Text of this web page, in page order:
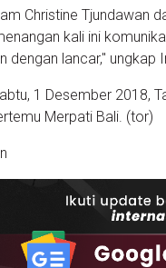
Christine Tjundawan
kali ini
dengan lancar," ungkap
1 Desember 2018,
Merpati Bali. (tor)